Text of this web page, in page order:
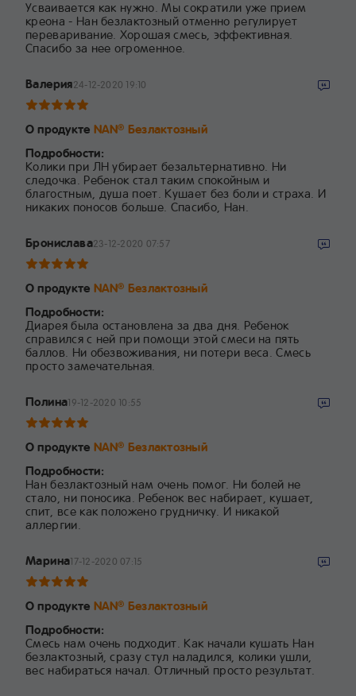
Усваивается как нужно. Мы сократили уже прием
креона - Нан безлактозный отменно регулирует
переваривание. Хорошая смесь, эффективная.
Спасибо за нее огроменное.
Валерия24-12-2020 19:10
О продукте NAN® Безлактозный
Подробности:
Колики при ЛН убирает безальтернативно. Ни
следочка. Ребенок стал таким спокойным и
благостным, душа поет. Кушает без боли и страха. И
никаких поносов больше. Спасибо, Нан.
Бронислава23-12-2020 07:57
О продукте NAN® Безлактозный
Подробности:
Диарея была остановлена за два дня. Ребенок
справился с ней при помощи этой смеси на пять
баллов. Ни обезвоживания, ни потери веса. Смесь
просто замечательная.
Полина19-12-2020 10:55
О продукте NAN® Безлактозный
Подробности:
Нан безлактозный нам очень помог. Ни болей не
стало, ни поносика. Ребенок вес набирает, кушает,
спит, все как положено грудничку. И никакой
аллергии.
Марина17-12-2020 07:15
О продукте NAN® Безлактозный
Подробности:
Смесь нам очень подходит. Как начали кушать Нан
безлактозный, сразу стул наладился, колики ушли,
вес набираться начал. Отличный просто результат.